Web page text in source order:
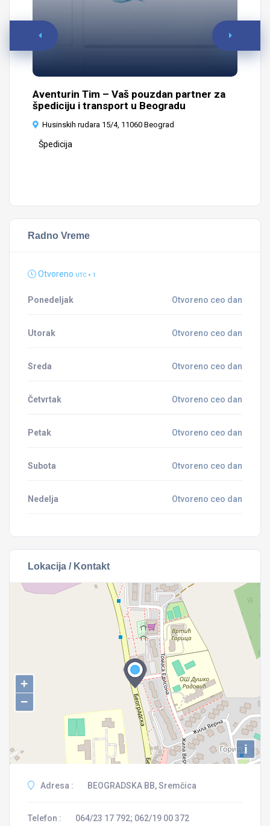
Aventurin Tim – Vaš pouzdan partner za
špediciju i transport u Beogradu
Husinskih rudara 15/4, 11060 Beograd
Špedicija
Radno Vreme
Otvoreno UTC + 1
Ponedeljak Otvoreno ceo dan
Utorak Otvoreno ceo dan
Sreda Otvoreno ceo dan
Četvrtak Otvoreno ceo dan
Petak Otvoreno ceo dan
Subota Otvoreno ceo dan
Nedelja Otvoreno ceo dan
Lokacija / Kontakt
+
−
i
Adresa : BEOGRADSKA BB, Sremčica
Telefon : 064/23 17 792; 062/19 00 372